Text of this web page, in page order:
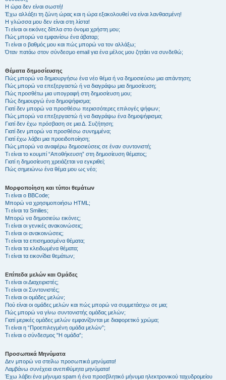
Η ώρα δεν είναι σωστή!
Έχω αλλάξει τη ζώνη ώρας και η ώρα εξακολουθεί να είναι λανθασμένη!
Η γλώσσα μου δεν είναι στη λίστα!
Τι είναι οι εικόνες δίπλα στο όνομα χρήστη μου;
Πώς μπορώ να εμφανίσω ένα άβαταρ;
Τι είναι ο βαθμός μου και πώς μπορώ να τον αλλάξω;
Όταν πατάω στον σύνδεσμο email για ένα μέλος μου ζητάει να συνδεθώ;
Θέματα δημοσίευσης
Πώς μπορώ να δημιουργήσω ένα νέο θέμα ή να δημοσιεύσω μια απάντηση;
Πώς μπορώ να επεξεργαστώ ή να διαγράψω μια δημοσίευση;
Πώς προσθέτω μια υπογραφή στη δημοσίευση μου;
Πώς δημιουργώ ένα δημοψήφισμα;
Γιατί δεν μπορώ να προσθέσω περισσότερες επιλογές ψήφων;
Πώς μπορώ να επεξεργαστώ ή να διαγράψω ένα δημοψήφισμα;
Γιατί δεν έχω πρόσβαση σε μια Δ. Συζήτηση;
Γιατί δεν μπορώ να προσθέσω συνημμένα;
Γιατί έχω λάβει μια προειδοποίηση;
Πώς μπορώ να αναφέρω δημοσιεύσεις σε έναν συντονιστή;
Τι είναι το κουμπί “Αποθήκευση” στη δημοσίευση θέματος;
Γιατί η δημοσίευση χρειάζεται να εγκριθεί;
Πώς σημειώνω ένα θέμα μου ως νέο;
Μορφοποίηση και τύποι θεμάτων
Τι είναι ο BBCode;
Μπορώ να χρησιμοποιήσω HTML;
Τι είναι τα Smilies;
Μπορώ να δημοσιεύω εικόνες;
Τι είναι οι γενικές ανακοινώσεις;
Τι είναι οι ανακοινώσεις;
Τι είναι τα επισημασμένα θέματα;
Τι είναι τα κλειδωμένα θέματα;
Τι είναι τα εικονίδια θεμάτων;
Επίπεδα μελών και Ομάδες
Τι είναι οι Διαχειριστές;
Τι είναι οι Συντονιστές;
Τι είναι οι ομάδες μελών;
Πού είναι οι ομάδες μελών και πώς μπορώ να συμμετάσχω σε μια;
Πώς μπορώ να γίνω συντονιστής ομάδας μελών;
Γιατί μερικές ομάδες μελών εμφανίζονται με διαφορετικό χρώμα;
Τι είναι η “Προεπιλεγμένη ομάδα μελών”;
Τι είναι ο σύνδεσμος "Η ομάδα”;
Προσωπικά Μηνύματα
Δεν μπορώ να στείλω προσωπικά μηνύματα!
Λαμβάνω συνέχεια ανεπιθύμητα μηνύματα!
Έχω λάβει ένα μήνυμα spam ή ένα προσβλητικό μήνυμα ηλεκτρονικού ταχυδρομείου